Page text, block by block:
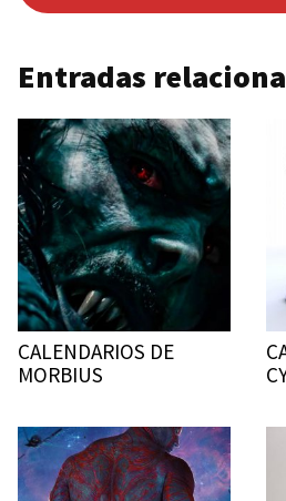
Entradas
CALENDARIOS DE
MORBIUS